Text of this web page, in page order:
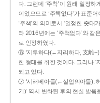
다. 그런데 ‘주착’이 원래 일정
이었으므로 ‘주책없다’가 표준
‘주책’의 의미로서 ‘일정한 줏대
라 2016년에는 ‘주책없다’와 같
로 인정하였다.
⑥ ‘지루하다(←지리하다, 支離--
한 형태를 취한 것이다. 그러나 ‘
되고 있다.
⑦ ‘시러베아들(←실업의아들),
기)’ 역시 변화된 후의 현실 발음